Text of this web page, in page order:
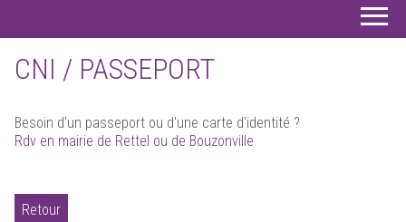
CNI / PASSEPORT
Besoin d'un passeport ou d'une carte d'identité ?
Rdv en mairie de Rettel ou de Bouzonville
Retour